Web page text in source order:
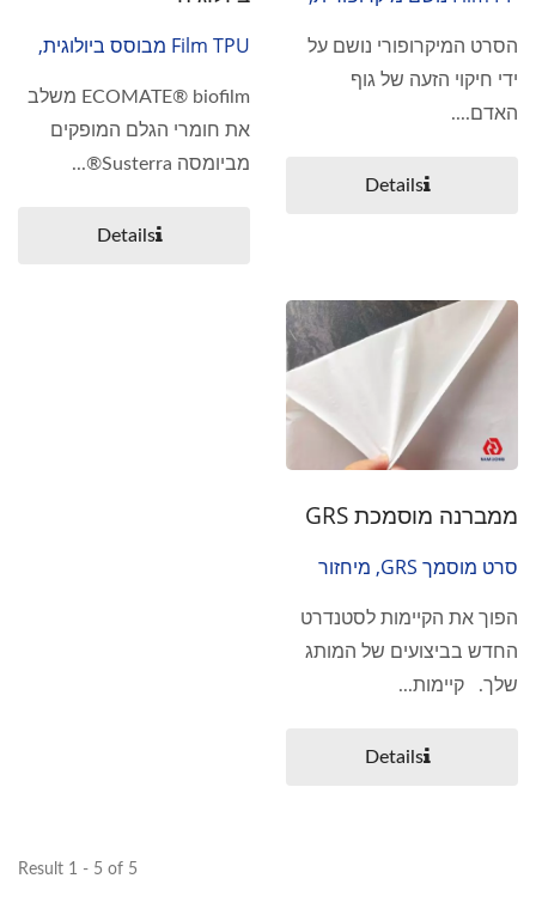
הסרט המיקרופורי נושם על
ידי חיקוי הזעה של גוף
האדם....
Details
Film TPU מבוסס ביולוגית,
תרמופלסטיים, Film ידידותי
ECOMATE® biofilm משלב
את חומרי הגלם המופקים
מביומסה Susterra®...
Details
ממברנה מוסמכת GRS
סרט מוסמך GRS, מיחזור
משפחת אקו
הפוך את הקיימות לסטנדרט
החדש בביצועים של המותג
שלך. קיימות...
Details
Result 1 - 5 of 5